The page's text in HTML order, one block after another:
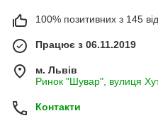
100% позитивних з 145
Працює з 06.11.2019
м. Львів
Ринок "Шувар", вулиця
Контакти